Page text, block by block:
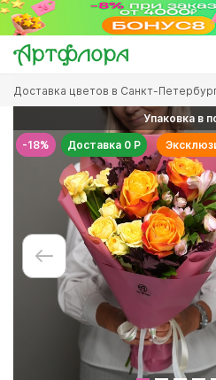
Перейти
основному
содержанию
Вы
здесь
Доставка цветов в Санкт-
-18%
Упаковка в
Доставка 0 Р